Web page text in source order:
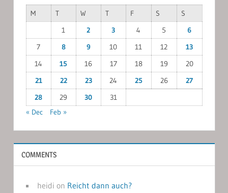
M T W T F S
S
1
2 3 4 5
6
7
8 9 10 11 12
13
14
15 16 17 18 19
20
21
22 23 24 25 26
27
28
29 30
31
« Dec
Feb »
COMMENTS
heidi on Reicht dann auch?